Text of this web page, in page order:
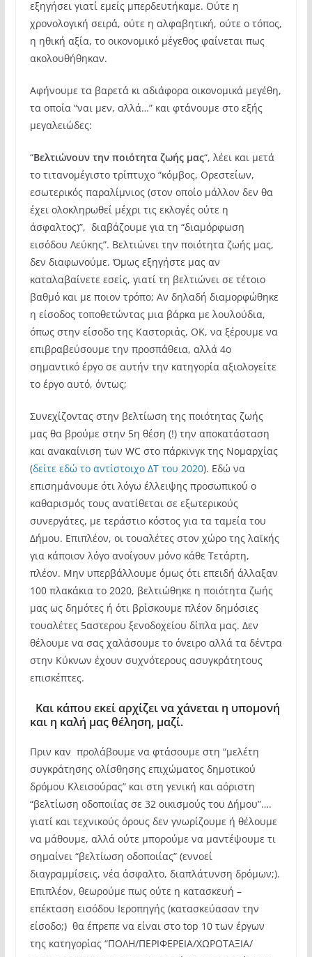
εξηγήσει γιατί εμείς μπερδευτήκαμε. Ούτε η
χρονολογική σειρά, ούτε η αλφαβητική, ούτε ο τόπος,
η ηθική αξία, το οικονομικό μέγεθος φαίνεται πως
ακολουθήθηκαν.
Αφήνουμε τα βαρετά κι αδιάφορα οικονομικά μεγέθη,
τα οποία “ναι μεν, αλλά…” και φτάνουμε στο εξής
μεγαλειώδες:
“Βελτιώνουν την ποιότητα ζωής μας“, λέει και μετά
το τιτανομέγιστο τρίπτυχο “κόμβος, Ορεστείων,
εσωτερικός παραλίμνιος (στον οποίο μάλλον δεν θα
έχει ολοκληρωθεί μέχρι τις εκλογές ούτε η
άσφαλτος)”, διαβάζουμε για τη “διαμόρφωση
εισόδου Λεύκης”. Βελτιώνει την ποιότητα ζωής μας,
δεν διαφωνούμε. Όμως εξηγήστε μας αν
καταλαβαίνετε εσείς, γιατί τη βελτιώνει σε τέτοιο
βαθμό και με ποιον τρόπο; Αν δηλαδή διαμορφώθηκε
η είσοδος τοποθετώντας μια βάρκα με λουλούδια,
όπως στην είσοδο της Καστοριάς, ΟΚ, να ξέρουμε να
επιβραβεύσουμε την προσπάθεια, αλλά 4ο
σημαντικό έργο σε αυτήν την κατηγορία αξιολογείτε
το έργο αυτό, όντως;
Συνεχίζοντας στην βελτίωση της ποιότητας ζωής
μας θα βρούμε στην 5η θέση (!) την αποκατάσταση
και ανακαίνιση των WC στο πάρκινγκ της Νομαρχίας
(δείτε εδώ το αντίστοιχο ΔΤ του 2020). Εδώ να
επισημάνουμε ότι λόγω έλλειψης προσωπικού ο
καθαρισμός τους ανατίθεται σε εξωτερικούς
συνεργάτες, με τεράστιο κόστος για τα ταμεία του
Δήμου. Επιπλέον, οι τουαλέτες στον χώρο της λαϊκής
για κάποιον λόγο ανοίγουν μόνο κάθε Τετάρτη,
πλέον. Μην υπερβάλλουμε όμως ότι επειδή άλλαξαν
100 πλακάκια το 2020, βελτιώθηκε η ποιότητα ζωής
μας ως δημότες ή ότι βρίσκουμε πλέον δημόσιες
τουαλέτες 5αστερου ξενοδοχείου δίπλα μας. Δεν
θέλουμε να σας χαλάσουμε το όνειρο αλλά τα δέντρα
στην Κύκνων έχουν συχνότερους ασυγκράτητους
επισκέπτες.
Και κάπου εκεί αρχίζει να χάνεται η υπομονή
και η καλή μας θέληση, μαζί.
Πριν καν προλάβουμε να φτάσουμε στη “μελέτη
συγκράτησης ολίσθησης επιχώματος δημοτικού
δρόμου Κλεισούρας” και στη γενική και αόριστη
“βελτίωση οδοποιίας σε 32 οικισμούς του Δήμου”….
γιατί και τεχνικούς όρους δεν γνωρίζουμε ή θέλουμε
να μάθουμε, αλλά ούτε μπορούμε να μαντέψουμε τι
σημαίνει “βελτίωση οδοποιίας” (εννοεί
διαγραμμίσεις, νέα άσφαλτο, διαπλάτυνση δρόμων;).
Επιπλέον, θεωρούμε πως ούτε η κατασκευή –
επέκταση εισόδου Ιεροπηγής (κατασκεύασαν την
είσοδο;) θα έπρεπε να είναι στο top 10 των έργων
της κατηγορίας “ΠΟΛΗ/ΠΕΡΙΦΕΡΕΙΑ/ΧΩΡΟΤΑΞΙΑ/